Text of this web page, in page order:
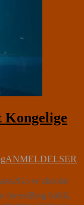
Kongelige
ANMELDELSER
er absolut
forestilling hidtil,